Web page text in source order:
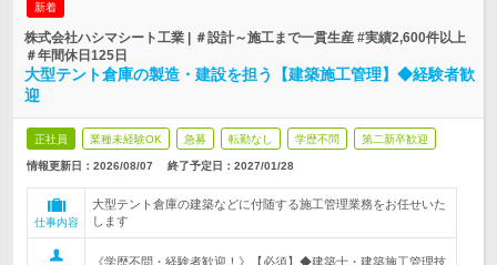
新着
株式会社ハシマシート工業 | ＃設計～施工まで一貫生産 #実績2,600件以上
＃年間休日125日
大型テント倉庫の製造・建設を担う【建築施工管理】◆経験者歓
迎
正社員 業種未経験OK 急募 転勤なし 学歴不問 第二新卒歓迎
情報更新日：2026/08/07 終了予定日： 2027/01/28
仕事内容
大型テント倉庫の建築などに付随する施工管理業務をお任せいた
します
《学歴不問・経験者歓迎！》【必須】◆建築士・建築施工管理技